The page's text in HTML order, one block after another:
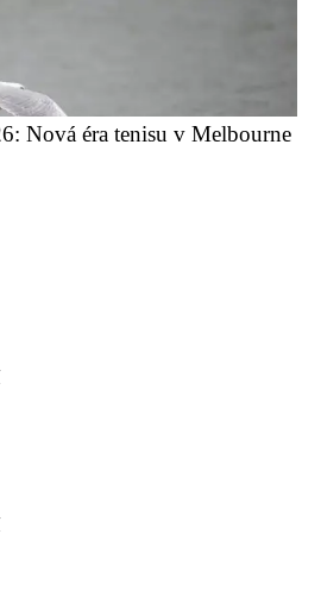
Nová éra tenisu v Melbourne